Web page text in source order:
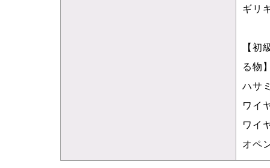
ギリ
【初
る物
ハサ
ワイ
ワイ
オペ